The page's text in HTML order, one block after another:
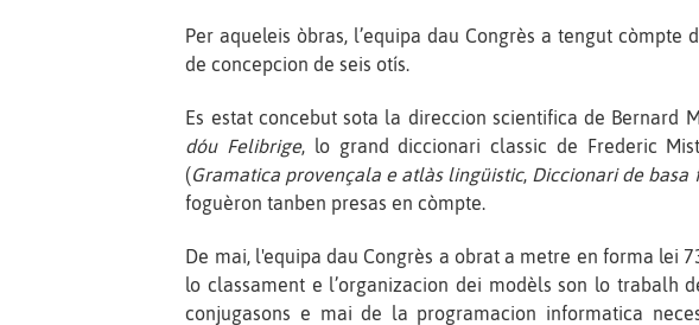
Per aqueleis òbras, l’equipa dau Congrès a tengut
de concepcion de seis otís.
Es estat concebut sota la direccion scientifica de Bernard
dóu Felibrige, lo grand diccionari classic de Frederic
(Gramatica provençala e atlàs lingüistic, Diccionari de basa
foguèron tanben presas en còmpte.
De mai, l'equipa dau Congrès a obrat a metre en forma lei
lo classament e l’organizacion dei modèls son lo trabalh
conjugasons e mai de la programacion informatica